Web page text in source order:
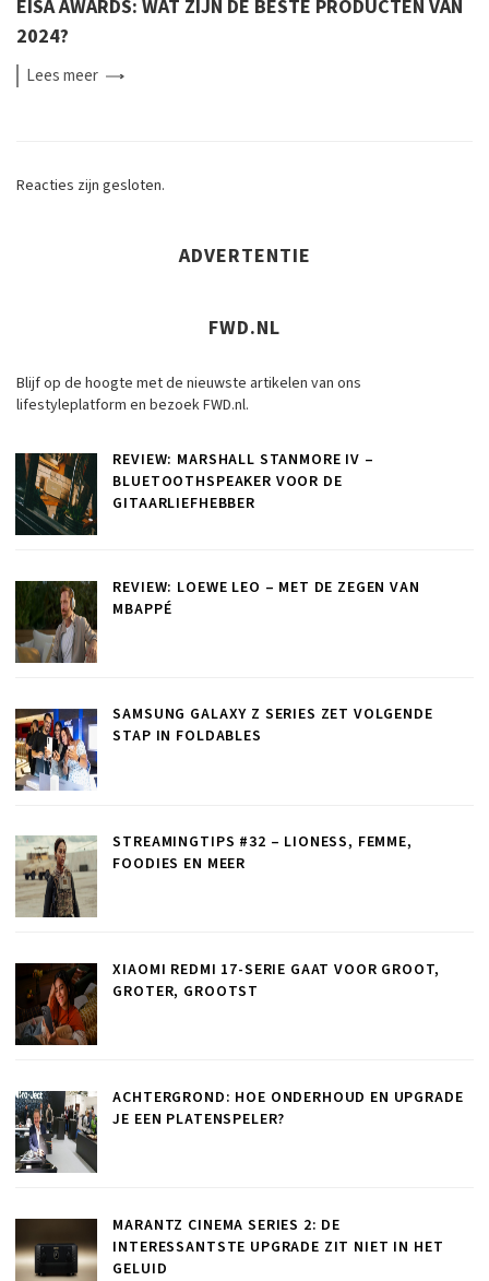
EISA AWARDS: WAT ZIJN DE BESTE PRODUCTEN VAN
2024?
Leesmeer
Reacties zijn gesloten.
ADVERTENTIE
FWD.NL
Blijf op de hoogte met de nieuwste artikelen van ons
lifestyleplatform en bezoek FWD.nl.
REVIEW: MARSHALL STANMORE IV –
BLUETOOTHSPEAKER VOOR DE
GITAARLIEFHEBBER
REVIEW: LOEWE LEO – MET DE ZEGEN VAN
MBAPPÉ
SAMSUNG GALAXY Z SERIES ZET VOLGENDE
STAP IN FOLDABLES
STREAMINGTIPS #32 – LIONESS, FEMME,
FOODIES EN MEER
XIAOMI REDMI 17-SERIE GAAT VOOR GROOT,
GROTER, GROOTST
ACHTERGROND: HOE ONDERHOUD EN UPGRADE
JE EEN PLATENSPELER?
MARANTZ CINEMA SERIES 2: DE
INTERESSANTSTE UPGRADE ZIT NIET IN HET
GELUID